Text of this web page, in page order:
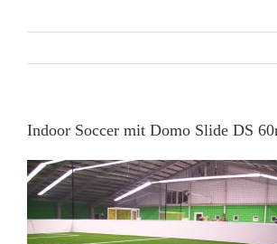
Indoor Soccer mit Domo Slide DS